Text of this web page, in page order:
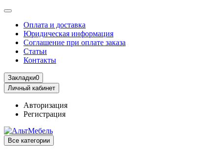
Оплата и доставка
Юридическая информация
Соглашение при оплате заказа
Статьи
Контакты
Закладки0
Личный кабинет
Авторизация
Регистрация
Все категории